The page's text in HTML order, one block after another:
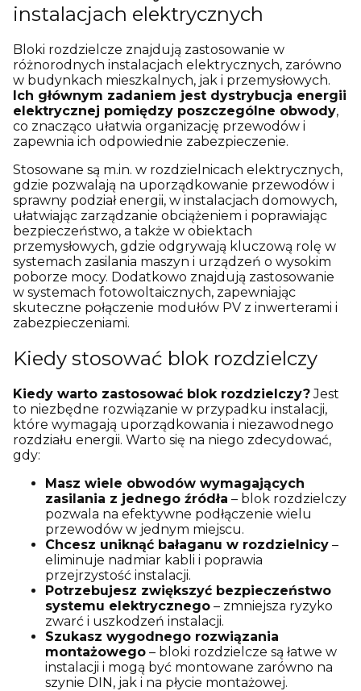
instalacjach elektrycznych
Bloki rozdzielcze znajdują zastosowanie w
różnorodnych instalacjach elektrycznych, zarówno
w budynkach mieszkalnych, jak i przemysłowych.
Ich głównym zadaniem jest dystrybucja energii
elektrycznej pomiędzy poszczególne obwody,
co znacząco ułatwia organizację przewodów i
zapewnia ich odpowiednie zabezpieczenie.
Stosowane są m.in. w rozdzielnicach elektrycznych,
gdzie pozwalają na uporządkowanie przewodów i
sprawny podział energii, w instalacjach domowych,
ułatwiając zarządzanie obciążeniem i poprawiając
bezpieczeństwo, a także w obiektach
przemysłowych, gdzie odgrywają kluczową rolę w
systemach zasilania maszyn i urządzeń o wysokim
poborze mocy. Dodatkowo znajdują zastosowanie
w systemach fotowoltaicznych, zapewniając
skuteczne połączenie modułów PV z inwerterami i
zabezpieczeniami.
Kiedy stosować blok rozdzielczy
Kiedy warto zastosować blok rozdzielczy?Jest
to niezbędne rozwiązanie w przypadku instalacji,
które wymagają uporządkowania i niezawodnego
rozdziału energii. Warto się na niego zdecydować,
gdy:
Masz wiele obwodów wymagających
zasilania z jednego źródła – blok rozdzielczy
pozwala na efektywne podłączenie wielu
przewodów w jednym miejscu.
Chcesz uniknąć bałaganu w rozdzielnicy –
eliminuje nadmiar kabli i poprawia
przejrzystość instalacji.
Potrzebujesz zwiększyć bezpieczeństwo
systemu elektrycznego – zmniejsza ryzyko
zwarć i uszkodzeń instalacji.
Szukasz wygodnego rozwiązania
montażowego – bloki rozdzielcze są łatwe w
instalacji i mogą być montowane zarówno na
szynie DIN, jak i na płycie montażowej.